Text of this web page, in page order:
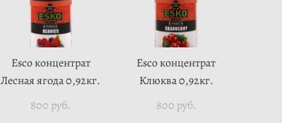
Esco концентрат
Лесная ягода 0,92кг.
800 pуб.
Esco концентрат
Клюква 0,92кг.
800 pуб.